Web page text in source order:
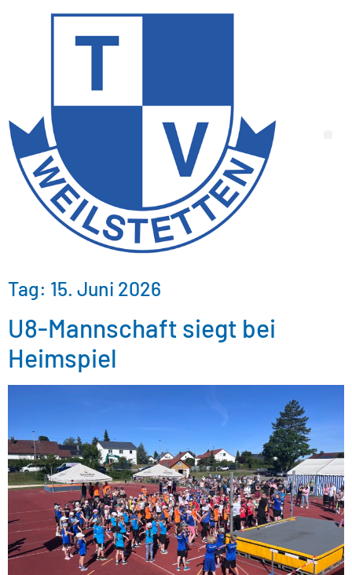
Tag: 15. Juni 2026
U8-Mannschaft siegt bei
Heimspiel